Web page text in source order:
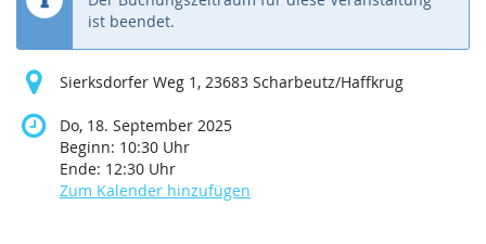
ist beendet.
Sierksdorfer Weg 1, 23683 Scharbeutz/Haffkrug
Do, 18. September 2025
Beginn: 10:30 Uhr
Ende: 12:30 Uhr
Zum Kalender hinzufügen